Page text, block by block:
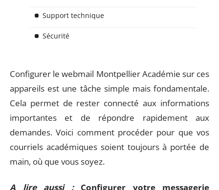
Support technique
Sécurité
Configurer le webmail Montpellier Académie sur ces
appareils est une tâche simple mais fondamentale.
Cela permet de rester connecté aux informations
importantes et de répondre rapidement aux
demandes. Voici comment procéder pour que vos
courriels académiques soient toujours à portée de
main, où que vous soyez.
A lire aussi :
Configurer votre messagerie